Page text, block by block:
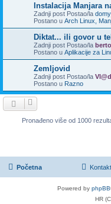
Instalacija Manjara
Zadnji post Postao/la
Postano u Arch Linux,
Diktat... ili govor u
Zadnji post Postao/la
Postano u Aplikacije za
Zemljovid
Zadnji post Postao/la
Postano u Razno
Pronađeno više od 1000
Početna Kontakt
Powered by phpBB
HR